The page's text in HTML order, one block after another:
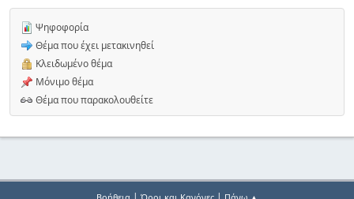
Ψηφοφορία
Θέμα που έχει μετακινηθεί
Κλειδωμένο θέμα
Μόνιμο θέμα
Θέμα που παρακολουθείτε